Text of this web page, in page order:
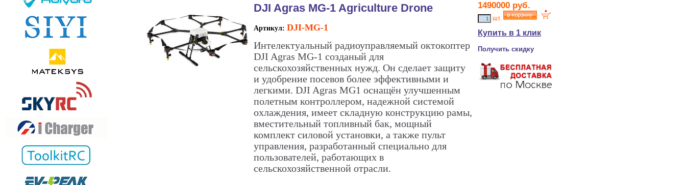
DJI Agras MG-1 Agriculture Drone
Артикул: DJI-MG-1
Интелектуальный радиоуправляемый октокоптер
DJI Agras MG-1 созданый для
сельскохозяйственных нужд. Он сделает защиту
и удобрение посевов более эффективными и
легкими. DJI Agras MG1 оснащён улучшенным
полетным контроллером, надежной системой
охлаждения, имеет складную конструкцию рамы,
вместительный топливный бак, мощный
комплект силовой установки, а также пульт
управления, разработанный специально для
пользователей, работающих в
сельскохозяйственной отрасли.
1490000 руб.
шт.
Купить в 1 клик
Получить скидку